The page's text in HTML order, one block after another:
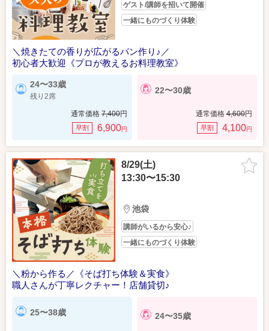
ゲスト/講師を招いて開催
一緒にものづくり体験
＼焼きたての香りが広がるパン作り♪／
初心者大歓迎《プロが教えるお料理教室》
24〜33歳
残り2席
通常価格 7,400円
早割 6,900円
22〜30歳
通常価格 4,600円
早割 4,100円
8/29(土)
13:30〜15:30
池袋
講師がいるから安心♪
一緒にものづくり体験
＼粉から作る／《そば打ち体験＆実食》
職人さんが丁寧レクチャー！店舗貸切♪
25〜38歳 24〜35歳